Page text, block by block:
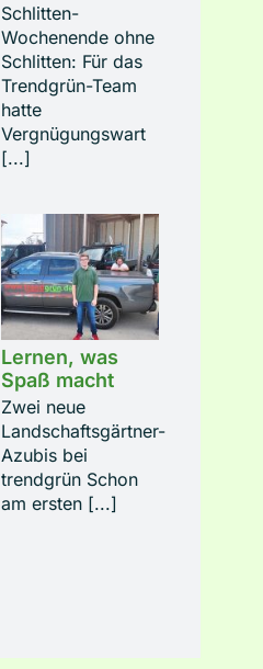
Schlitten-
Wochenende ohne
Schlitten: Für das
Trendgrün-Team
hatte
Vergnügungswart
[...]
Lernen, was
Spaß macht
Zwei neue
Landschaftsgärtner-
Azubis bei
trendgrün Schon
am ersten [...]